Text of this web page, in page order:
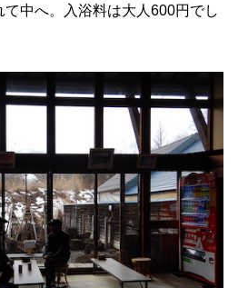
て中へ。入浴料は大人600円でし